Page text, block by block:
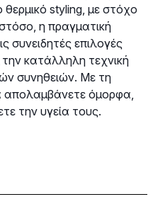
styling, με στόχο
η πραγματική
συνειδητές επιλογές
κατάλληλη τεχνική
συνηθειών. Με τη
απολαμβάνετε όμορφα,
την υγεία τους.